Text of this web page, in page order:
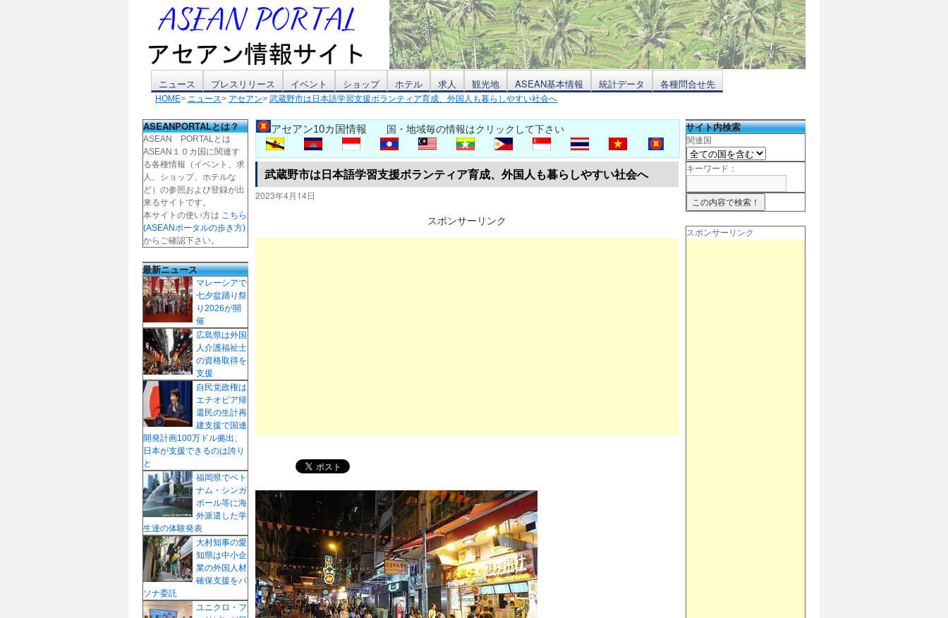
テ
ン
ツ
へ
ス
キ
ッ
プ
ニュース プレスリリース イベント ショップ ホテル 求人 観光地 ASEAN基本情報 統計データ 各種問合せ先
HOME> ニュース> アセアン> 武蔵野市は日本語学習支援ボランティア育成、外国人も暮らしやすい社会へ
アセアン10カ国情報 国・地域毎の情報はクリックして下さい
武蔵野市は日本語学習支援ボランティア育成、外国人も暮らしやすい社会へ
2023年4月14日
スポンサーリンク
ASEANPORTALとは？
ASEAN PORTALとは
ASEAN１０カ国に関連す
る各種情報（イベント、求
人、ショップ、ホテルな
ど）の参照および登録が出
来るサイトです。
本サイトの使い方は こちら
(ASEANポータルの歩き方)
からご確認下さい。
最新ニュース
マレーシアで
七夕盆踊り祭
り2026が開
催
広島県は外国
人介護福祉士
の資格取得を
支援
自民党政権は
エチオピア帰
還民の生計再
建支援で国連
開発計画100万ドル拠出、
日本が支援できるのは誇り
と
福岡県でベト
ナム・シンガ
ポール等に海
外派遣した学
生達の体験発表
大村知事の愛
知県は中小企
業の外国人材
確保支援をパ
ソナ委託
ユニクロ・フ
サイト内検索
関連国
キーワード：
スポンサーリンク